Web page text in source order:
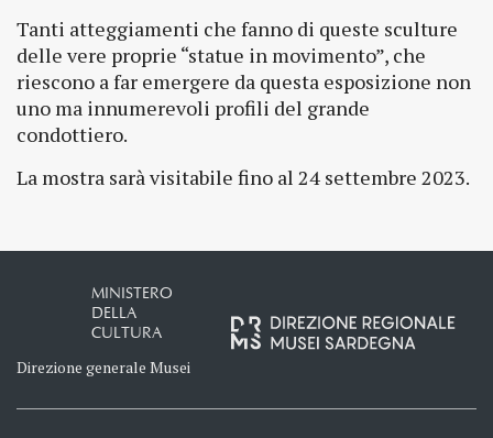
Tanti atteggiamenti che fanno di queste sculture
delle vere proprie “statue in movimento”, che
riescono a far emergere da questa esposizione non
uno ma innumerevoli profili del grande
condottiero.
La mostra sarà visitabile fino al 24 settembre 2023.
MINISTERO
DELLA
CULTURA
Direzione generale Musei